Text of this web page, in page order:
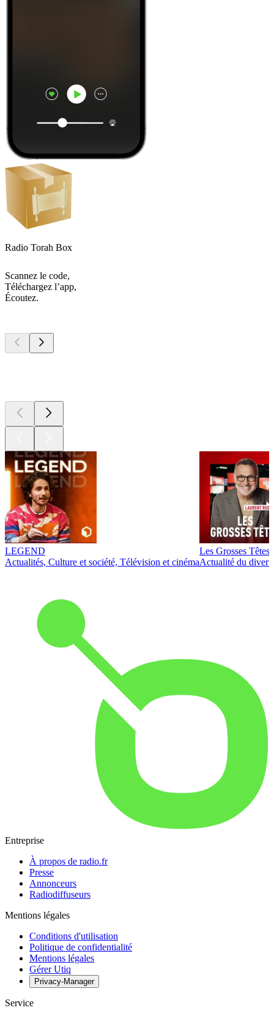
Radio Torah Box
Scannez le code,
Téléchargez l’app,
Écoutez.
LEGEND
Actualités, Culture et société, Télévision et cinéma
Les Grosses Têtes
Actualité du
Entreprise
À propos de radio.fr
Presse
Annonceurs
Radiodiffuseurs
Mentions légales
Conditions d'utilisation
Politique de confidentialité
Mentions légales
Gérer Utiq
Privacy-Manager
Service